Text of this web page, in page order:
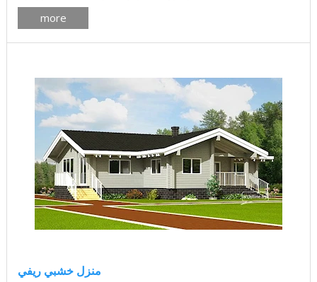
more
منزل خشبي ريفي